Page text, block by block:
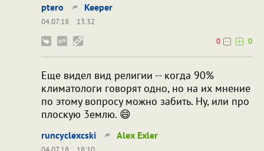
ptero Keeper
04.07.18
13:32
0
0
Еще видел вид религии -- когда 90%
климатологи говорят одно, но на их мнение
по этому вопросу можно забить. Ну, или про
плоскую 3емлю. 😄
runcyclexcski Alex Exler